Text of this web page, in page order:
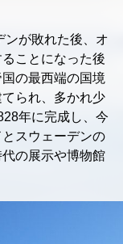
ンが敗れた後、オ
ことになった後
の最西端の国境
られ、多かれ少
年に完成し、今
スウェーデンの
の展示や博物館